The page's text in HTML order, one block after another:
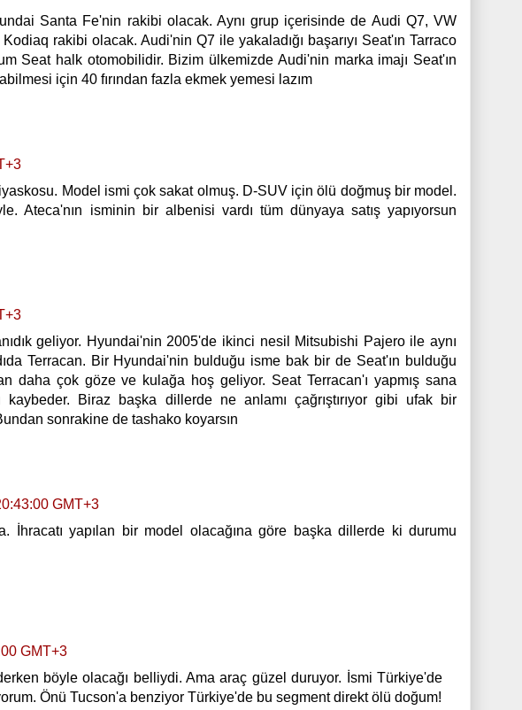
Santa Fe'nin rakibi olacak. Aynı grup içerisinde de Audi Q7, VW
rakibi olacak. Audi'nin Q7 ile yakaladığı başarıyı Seat'ın Tarraco
Seat halk otomobilidir. Bizim ülkemizde Audi'nin marka imajı Seat'ın
için 40 fırından fazla ekmek yemesi lazım
Model ismi çok sakat olmuş. D-SUV için ölü doğmuş bir model.
Ateca'nın isminin bir albenisi vardı tüm dünyaya satış yapıyorsun
geliyor. Hyundai'nin 2005'de ikinci nesil Mitsubishi Pajero ile aynı
Terracan. Bir Hyundai'nin bulduğu isme bak bir de Seat'ın bulduğu
daha çok göze ve kulağa hoş geliyor. Seat Terracan'ı yapmış sana
kaybeder. Biraz başka dillerde ne anlamı çağrıştırıyor gibi ufak bir
sonrakine de tashako koyarsın
GMT+3
İhracatı yapılan bir model olacağına göre başka dillerde ki durumu
GMT+3
böyle olacağı belliydi. Ama araç güzel duruyor. İsmi Türkiye'de
Önü Tucson'a benziyor Türkiye'de bu segment direkt ölü doğum!